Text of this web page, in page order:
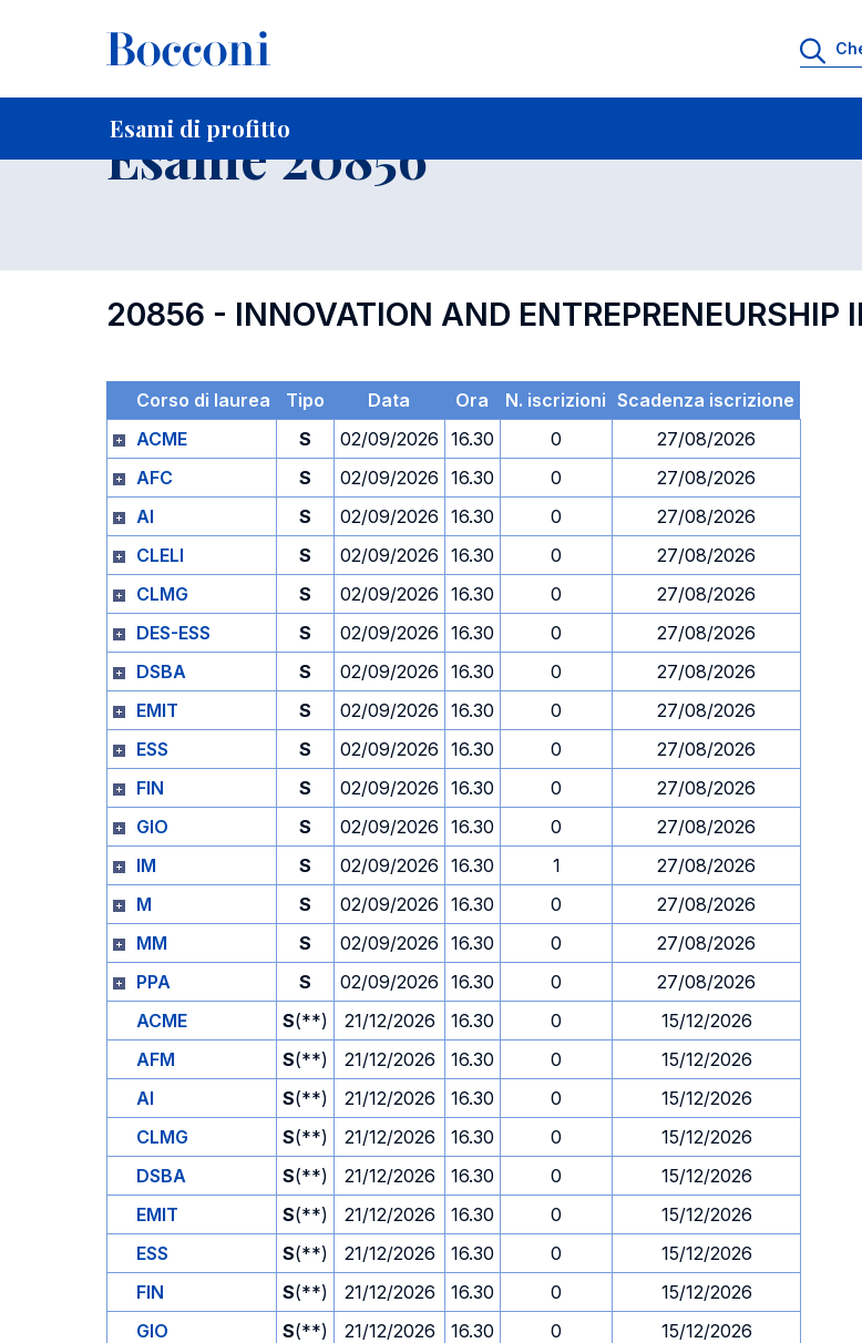
Esami di profitto
Home Per studenti iscritti
Esame 20856
20856 - INNOVATION AND ENTREPRENEURSHIP
Corso di laurea Tipo Data Ora N. iscrizioni Scadenza iscrizione
ACME
S 02/09/2026 16.30 0
27/08/2026
AFC
S 02/09/2026 16.30 0
27/08/2026
AI
S 02/09/2026 16.30 0
27/08/2026
CLELI
S 02/09/2026 16.30 0
27/08/2026
CLMG
S 02/09/2026 16.30 0
27/08/2026
DES-ESS
S 02/09/2026 16.30 0
27/08/2026
DSBA
S 02/09/2026 16.30 0
27/08/2026
EMIT
S 02/09/2026 16.30 0
27/08/2026
ESS
S 02/09/2026 16.30 0
27/08/2026
FIN
S 02/09/2026 16.30 0
27/08/2026
GIO
S 02/09/2026 16.30 0
27/08/2026
IM
S 02/09/2026 16.30 1
27/08/2026
M
S 02/09/2026 16.30 0
27/08/2026
MM
S 02/09/2026 16.30 0
27/08/2026
PPA
S 02/09/2026 16.30 0
27/08/2026
ACME
S(**) 21/12/2026 16.30 0
15/12/2026
AFM
S(**) 21/12/2026 16.30 0
15/12/2026
AI
S(**) 21/12/2026 16.30 0
15/12/2026
CLMG
S(**) 21/12/2026 16.30 0
15/12/2026
DSBA
S(**) 21/12/2026 16.30 0
15/12/2026
EMIT
S(**) 21/12/2026 16.30 0
15/12/2026
ESS
S(**) 21/12/2026 16.30 0
15/12/2026
FIN
S(**) 21/12/2026 16.30 0
15/12/2026
GIO
S(**) 21/12/2026 16.30 0
15/12/2026